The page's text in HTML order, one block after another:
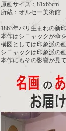
原画サイズ：81x65cm
所蔵：オルセー美術館
1863年パリ生まれの新
本作はシニャックが傘
構図としては印象派の
シニャックは印象派の
本作にもその影響が見